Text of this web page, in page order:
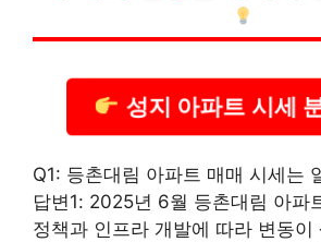
성지 아파트 시세
Q1: 등촌대림 아파트 매매 시세는
답변1: 2025년 6월 등촌대림 아파
정책과 인프라 개발에 따라 변동이